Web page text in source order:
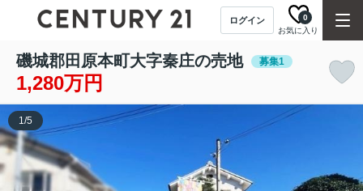
ログイン
お気に入り
0
磯城郡田原本町大字秦庄の売地 募集1
1,280万円
1/5